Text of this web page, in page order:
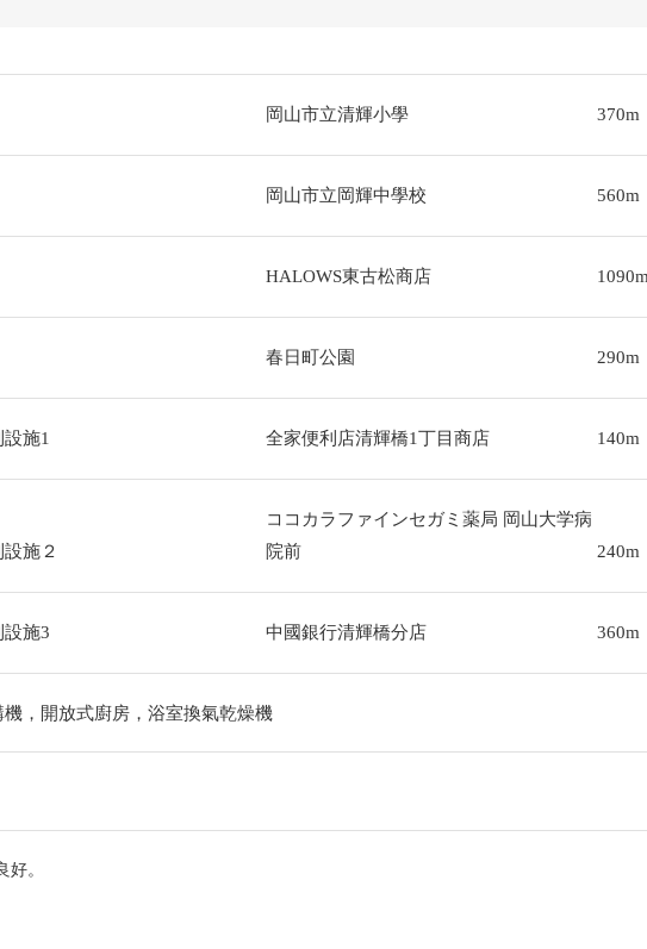
岡山市立清輝小學 370m
岡山市立岡輝中學校 560m
HALOWS東古松商店
春日町公園 290m
施1 全家便利店清輝橋1丁目商店 140m
施２
ココカラファインセガミ薬局 岡山大学病
院前
240m
設施3 中國銀行清輝橋分店 360m
機，開放式廚房，浴室換氣乾燥機
。